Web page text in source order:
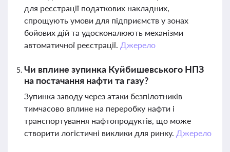
для реєстрації податкових накладних,
спрощують умови для підприємств у зонах
бойових дій та удосконалюють механізми
автоматичної реєстрації. Джерело
Чи вплине зупинка Куйбишевського НПЗ
на постачання нафти та газу?
Зупинка заводу через атаки безпілотників
тимчасово вплине на переробку нафти і
транспортування нафтопродуктів, що може
створити логістичні виклики для ринку. Джерело